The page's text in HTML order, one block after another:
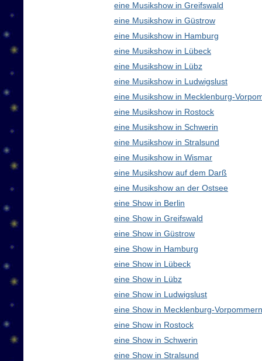
eine Musikshow in Greifswald
eine Musikshow in Güstrow
eine Musikshow in Hamburg
eine Musikshow in Lübeck
eine Musikshow in Lübz
eine Musikshow in Ludwigslust
eine Musikshow in Mecklenburg-
eine Musikshow in Rostock
eine Musikshow in Schwerin
eine Musikshow in Stralsund
eine Musikshow in Wismar
eine Musikshow auf dem Darß
eine Musikshow an der Ostsee
eine Show in Berlin
eine Show in Greifswald
eine Show in Güstrow
eine Show in Hamburg
eine Show in Lübeck
eine Show in Lübz
eine Show in Ludwigslust
eine Show in Mecklenburg-
eine Show in Rostock
eine Show in Schwerin
eine Show in Stralsund